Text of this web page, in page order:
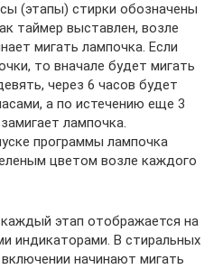
(этапы) стирки обозначены
таймер выставлен, возле
мигать лампочка. Если
то вначале будет мигать
через 6 часов будет
а по истечению еще 3
лампочка.
программы лампочка
цветом возле каждого
этап отображается на
индикаторами. В стиральных
начинают мигать